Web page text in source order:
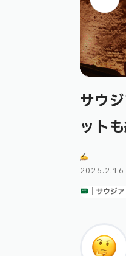
サウ
ット
2026.2.16
｜サウジ